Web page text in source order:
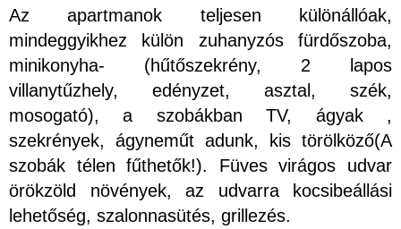
Az apartmanok teljesen különállóak,
mindeggyikhez külön zuhanyzós fürdőszoba,
minikonyha- (hűtőszekrény, 2 lapos
villanytűzhely, edényzet, asztal, szék,
mosogató), a szobákban TV, ágyak ,
szekrények, ágyneműt adunk, kis törölköző(A
szobák télen fűthetők!). Füves virágos udvar
örökzöld növények, az udvarra kocsibeállási
lehetőség, szalonnasütés, grillezés.